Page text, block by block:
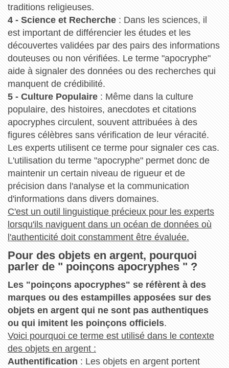
traditions religieuses.
4 - Science et Recherche: Dans les sciences, il
est important de différencier les études et les
découvertes validées par des pairs des informations
douteuses ou non vérifiées. Le terme "apocryphe"
aide à signaler des données ou des recherches qui
manquent de crédibilité.
5 - Culture Populaire: Même dans la culture
populaire, des histoires, anecdotes et citations
apocryphes circulent, souvent attribuées à des
figures célèbres sans vérification de leur véracité.
Les experts utilisent ce terme pour signaler ces cas.
L'utilisation du terme "apocryphe" permet donc de
maintenir un certain niveau de rigueur et de
précision dans l'analyse et la communication
d'informations dans divers domaines.
C'est un outil linguistique précieux pour les experts
lorsqu'ils naviguent dans un océan de données où
l'authenticité doit constamment être évaluée.
Pour des objets en argent, pourquoi
parler de " poinçons apocryphes " ?
Les "poinçons apocryphes" se réfèrent à des
marques ou des estampilles apposées sur des
objets en argent qui ne sont pas authentiques
ou qui imitent les poinçons officiels.
Voici pourquoi ce terme est utilisé dans le contexte
des objets en argent :
Authentification : Les objets en argent portent